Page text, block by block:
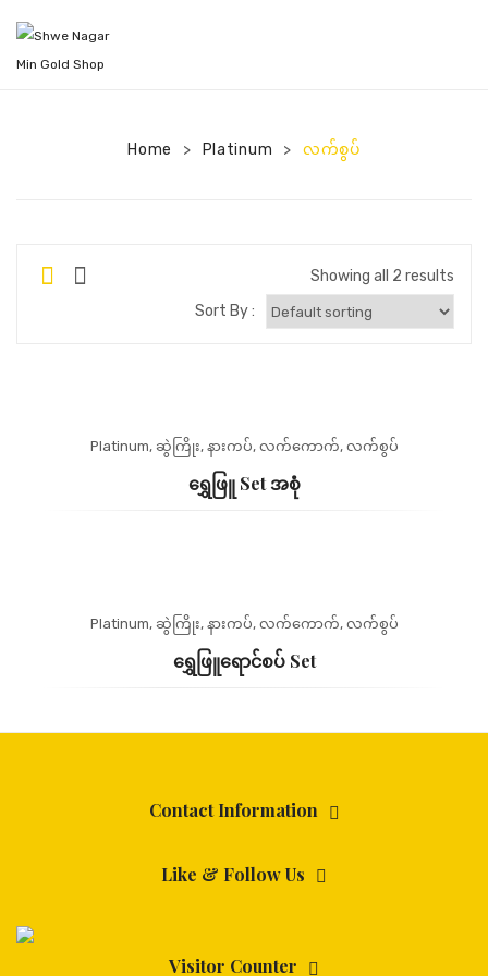
PRODUCTS
Home > Platinum > လက်စွပ်
Showing all 2 results
Sort By :
Platinum, ဆွဲကြိုး, နားကပ်, လက်ကောက်, လက်စွပ်
ရွှေဖြူ Set အစုံ
Platinum, ဆွဲကြိုး, နားကပ်, လက်ကောက်, လက်စွပ်
ရွှေဖြူရောင်စပ် Set
Contact Information
Like & Follow Us
Visitor Counter